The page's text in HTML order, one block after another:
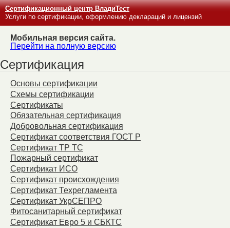
Сертификационный центр ВладиТест
Услуги по сертификации, оформлению деклараций и лицензий
Мобильная версия сайта.
Перейти на полную версию
Сертификация
Основы сертификации
Схемы сертификации
Сертификаты
Обязательная сертификация
Добровольная сертификация
Сертификат соответствия ГОСТ Р
Сертификат ТР ТС
Пожарный сертификат
Сертификат ИСО
Сертификат происхождения
Сертификат Техрегламента
Сертификат УкрСЕПРО
Фитосанитарный сертификат
Сертификат Евро 5 и СБКТС